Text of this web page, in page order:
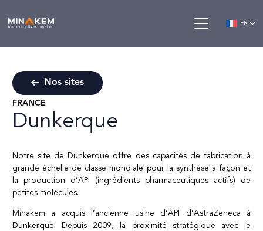
FR
Nos sites
FRANCE
Dunkerque
Notre site de Dunkerque offre des capacités de fabrication à
grande échelle de classe mondiale pour la synthèse à façon et
la production d’API (ingrédients pharmaceutiques actifs) de
petites molécules.
Minakem a acquis l’ancienne usine d’API d’AstraZeneca à
Dunkerque. Depuis 2009, la proximité stratégique avec le